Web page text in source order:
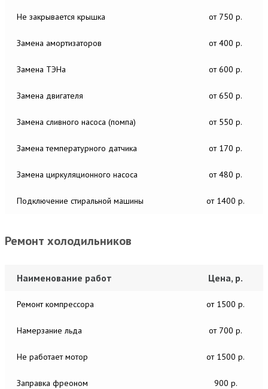
Не закрывается крышка от 750 р.
Замена амортизаторов от 400 р.
Замена ТЭНа от 600 р.
Замена двигателя от 650 р.
Замена сливного насоса (помпа) от 550 р.
Замена температурного датчика от 170 р.
Замена циркуляционного насоса от 480 р.
Подключение стиральной машины от 1400 р.
Ремонт холодильников
Наименование работ Цена, р.
Ремонт компрессора от 1500 р.
Намерзание льда от 700 р.
Не работает мотор от 1500 р.
Заправка фреоном 900 р.